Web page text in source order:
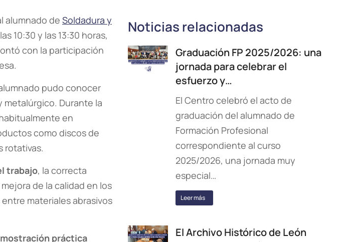
alumnado de Soldadura y
10:30 y las 13:30 horas,
con la participación
pudo conocer
metalúrgico. Durante la
en
como discos de
rotativas.
trabajo, la correcta
de la calidad en los
materiales abrasivos
práctica
Noticias relacionadas
Graduación FP 2025/2026: una
jornada para celebrar el
esfuerzo y…
El Centro celebró el acto de
graduación del alumnado de
Formación Profesional
correspondiente al curso
2025/2026, una jornada muy
especial…
Leer más
El Archivo Histórico de León